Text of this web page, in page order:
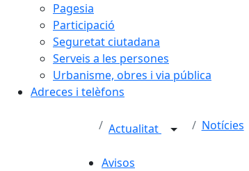
Pagesia
Participació
Seguretat ciutadana
Serveis a les persones
Urbanisme, obres i via pública
Adreces i telèfons
Actualitat Notícies
Avisos